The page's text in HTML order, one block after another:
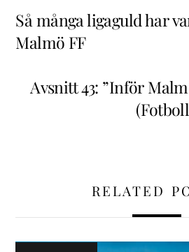
Så många ligaguld har
Malmö FF
Avsnitt 43: ”Inför
RELATED